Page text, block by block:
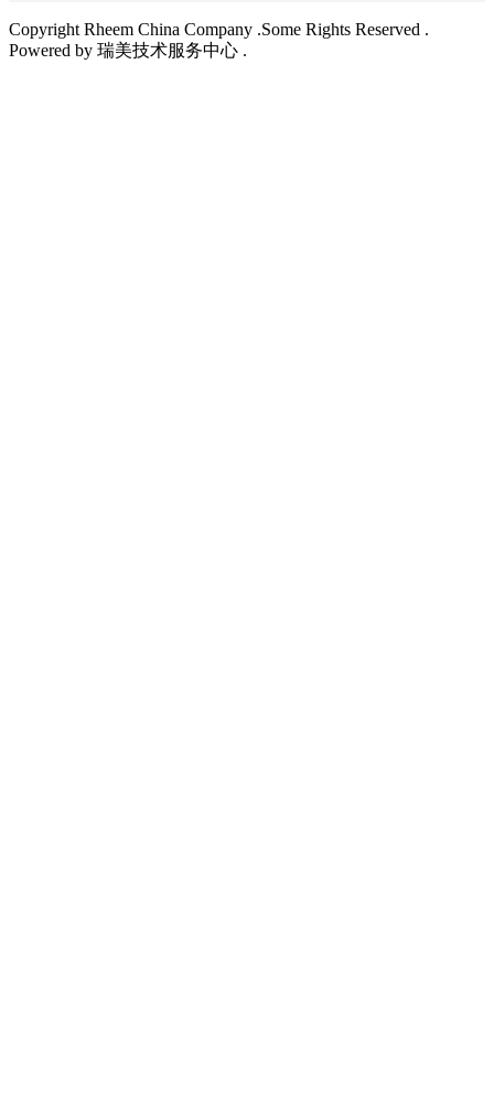
Copyright Rheem China Company .Some Rights Reserved .
Powered by 瑞美技术服务中心 .